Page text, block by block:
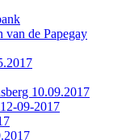
van de Papegay
10.09.2017
09-2017